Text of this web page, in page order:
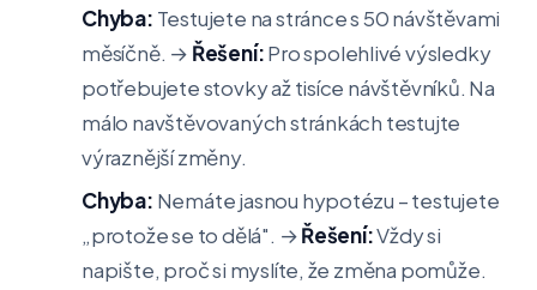
Chyba: Testujete na stránce s 50 návštěvami
měsíčně. → Řešení:Pro spolehlivé výsledky
potřebujete stovky až tisíce návštěvníků. Na
málo navštěvovaných stránkách testujte
výraznější změny.
Chyba: Nemáte jasnou hypotézu – testujete
„protože se to dělá". →Řešení:Vždy si
napište, proč si myslíte, že změna pomůže.